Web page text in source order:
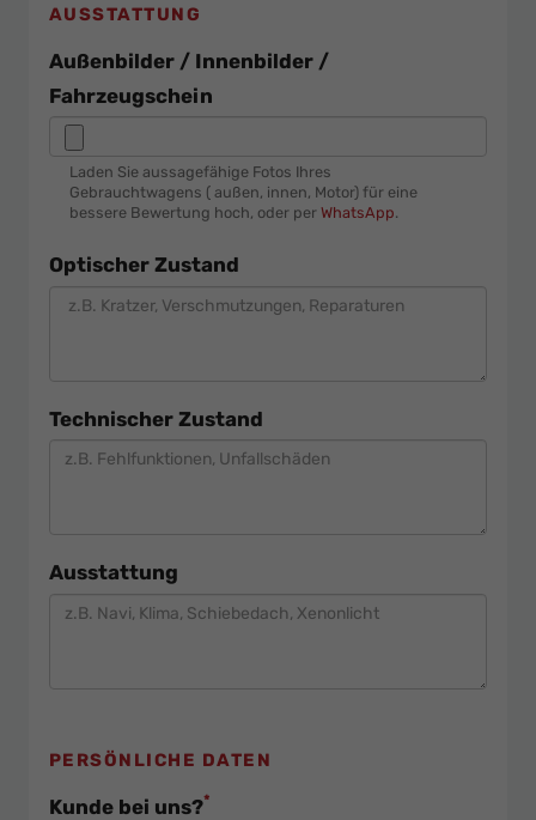
AUSSTATTUNG
Außenbilder / Innenbilder /
Fahrzeugschein
Laden Sie aussagefähige Fotos Ihres
Gebrauchtwagens ( außen, innen, Motor) für eine
bessere Bewertung hoch, oder per WhatsApp.
Optischer Zustand
Technischer Zustand
Ausstattung
PERSÖNLICHE DATEN
Kunde bei uns?*